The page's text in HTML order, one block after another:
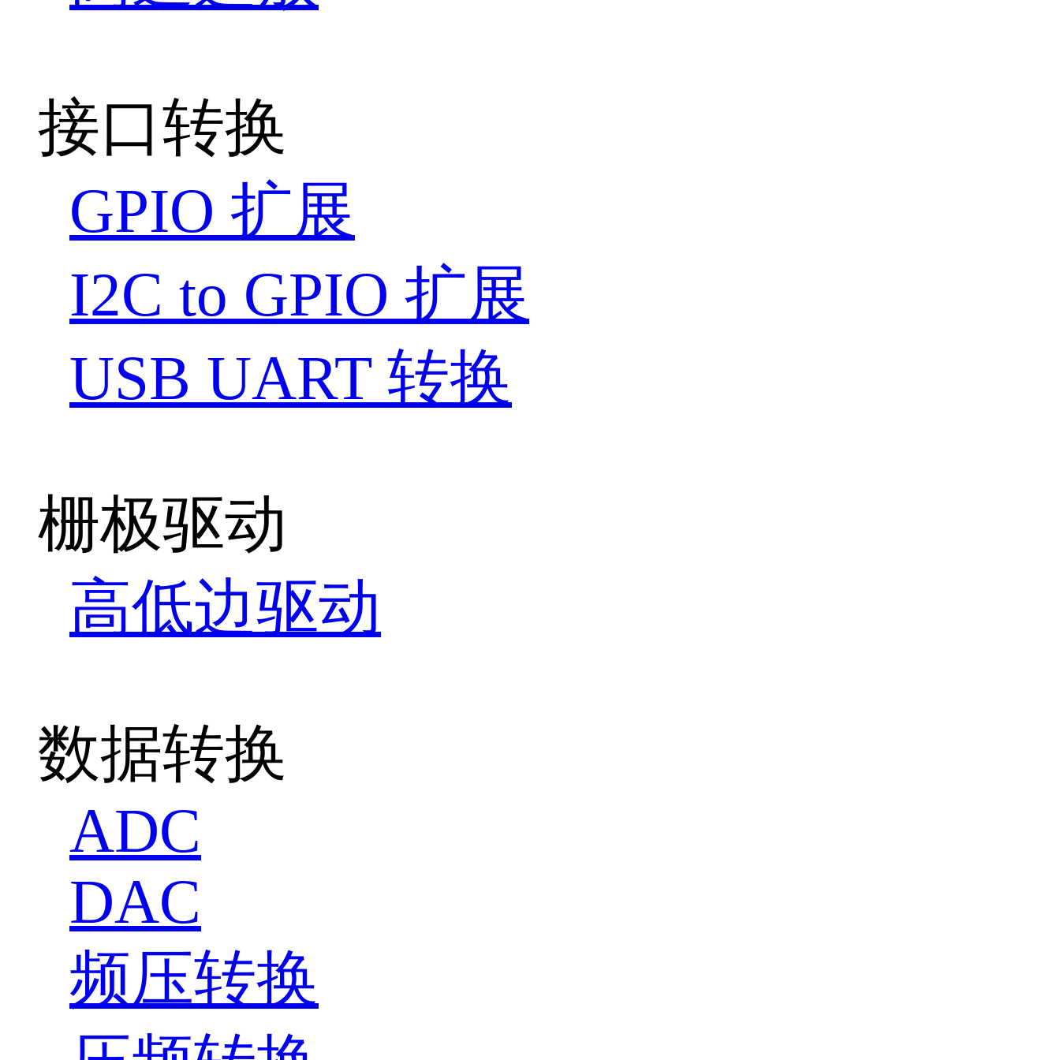
接口转换
GPIO 扩展
I2C to GPIO 扩展
USB UART 转换
栅极驱动
高低边驱动
数据转换
ADC
DAC
频压转换